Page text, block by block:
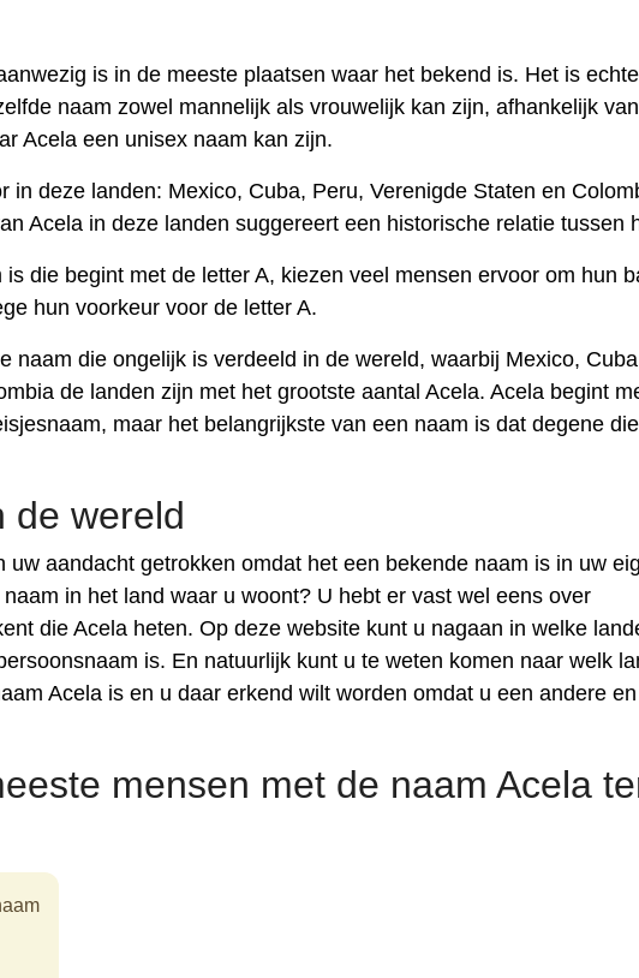
is in de meeste plaatsen waar het bekend is. Het is
naam zowel mannelijk als vrouwelijk kan zijn, afhankelijk
Acela een unisex naam kan zijn.
in deze landen: Mexico, Cuba, Peru, Verenigde Staten en
Acela in deze landen suggereert een historische relatie tussen
die begint met de letter A, kiezen veel mensen ervoor om hun
hun voorkeur voor de letter A.
naam die ongelijk is verdeeld in de wereld, waarbij Mexico,
de landen zijn met het grootste aantal Acela. Acela begint
maar het belangrijkste van een naam is dat degene
de wereld
uw aandacht getrokken omdat het een bekende naam is in uw
in het land waar u woont? U hebt er vast wel eens over
die Acela heten. Op deze website kunt u nagaan in welke
is. En natuurlijk kunt u te weten komen naar welk
Acela is en u daar erkend wilt worden omdat u een andere en
mensen met de naam Acela